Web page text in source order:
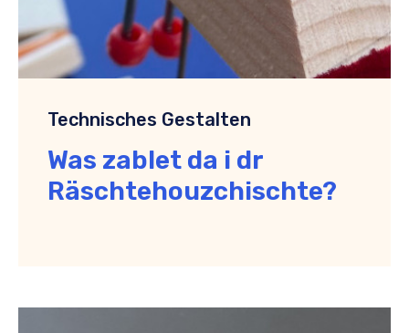
Technisches Gestalten
Was zablet da i dr
Räschtehouzchischte?